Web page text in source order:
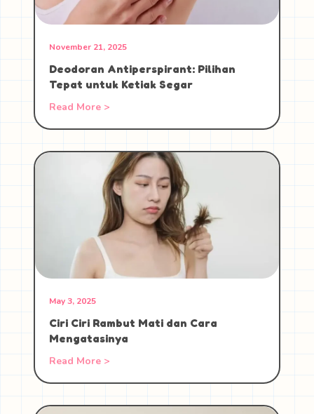
November 21, 2025
Deodoran Antiperspirant: Pilihan
Tepat untuk Ketiak Segar
Read More >
May 3, 2025
Ciri Ciri Rambut Mati dan Cara
Mengatasinya
Read More >